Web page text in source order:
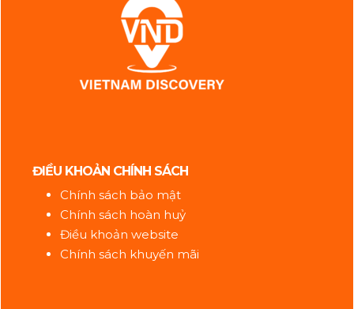
ĐIỀU KHOẢN CHÍNH SÁCH
Chính sách bảo mật
Chính sách hoàn huỷ
Điều khoản website
Chính sách khuyến mãi